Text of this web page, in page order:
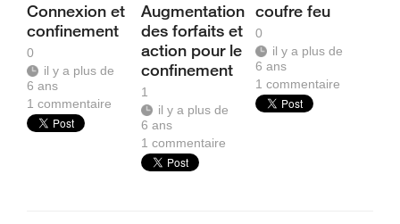
Connexion et
confinement
0
il y a plus de
6 ans
1 commentaire
Augmentation
des forfaits et
action pour le
confinement
1
il y a plus de
6 ans
1commentaire
coufre feu
0
il y a plus de
6 ans
1commentaire